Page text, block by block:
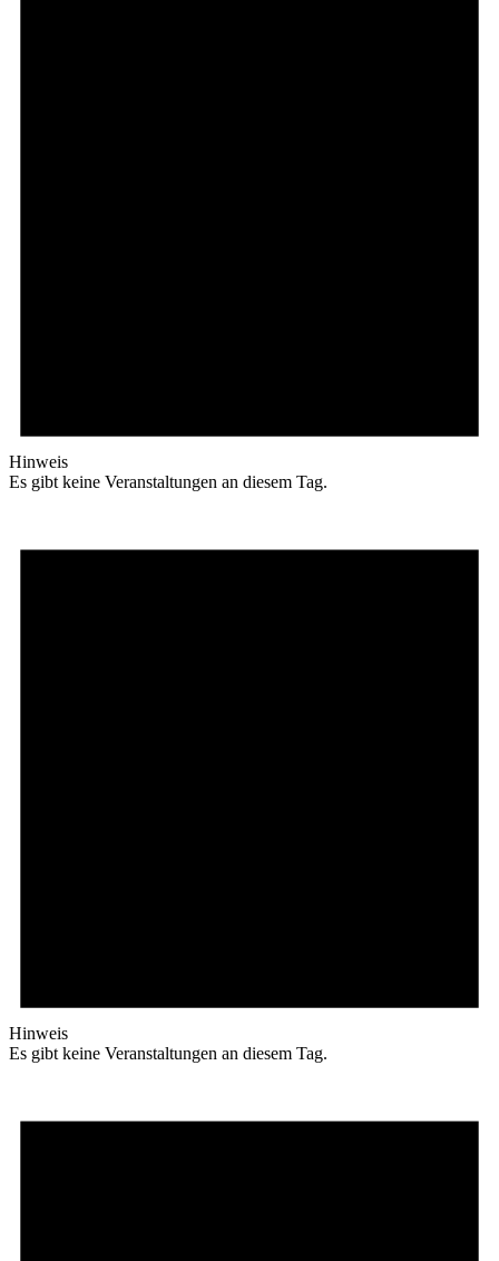
Hinweis
Es gibt keine Veranstaltungen an diesem Tag.
Hinweis
Es gibt keine Veranstaltungen an diesem Tag.